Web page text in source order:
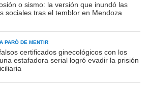
o sismo: la versión que inundó las
sociales tras el temblor en Mendoza
PARÓ DE MENTIR
certificados ginecológicos con los
estafadora serial logró evadir la prisión